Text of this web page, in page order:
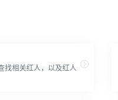
找相关红人，以及红人